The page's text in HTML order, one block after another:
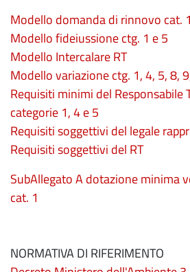
Modello domanda di rinnovo cat.
Modello fideiussione ctg. 1 e 5
Modello Intercalare RT
Modello variazione ctg. 1, 4, 5, 8,
Requisiti minimi del Responsabile
categorie 1, 4 e 5
Requisiti soggettivi del legale
Requisiti soggettivi del RT
SubAllegato A dotazione minima
cat. 1
NORMATIVA DI RIFERIMENTO